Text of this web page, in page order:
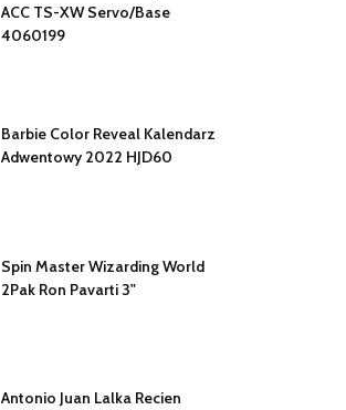
ACC TS-XW Servo/Base
4060199
Barbie Color Reveal Kalendarz
Adwentowy 2022 HJD60
Spin Master Wizarding World
2Pak Ron Pavarti 3"
Antonio Juan Lalka Recien